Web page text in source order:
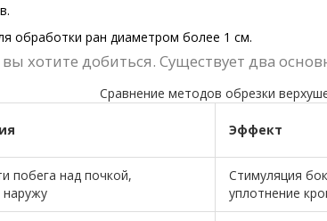
обработки ран диаметром более 1 см.
вы хотите добиться. Существует два
Сравнение методов обрезки
Эффект
побега над почкой,
наружу
Стимуляция
уплотнение